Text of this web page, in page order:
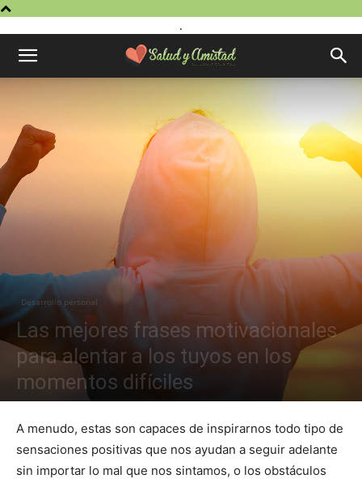
.
Desarrollo personal
Las mejores frases motivacionales
para alentar a los tuyos en los
momentos difíciles
A menudo, estas son capaces de inspirarnos todo tipo de
sensaciones positivas que nos ayudan a seguir adelante
sin importar lo mal que nos sintamos, o los obstáculos